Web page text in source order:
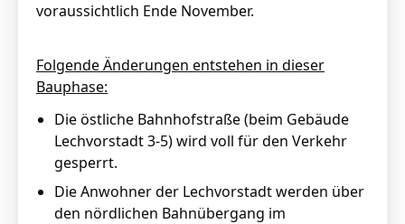
voraussichtlich Ende November.
Folgende Änderungen entstehen in dieser
Bauphase:
Die östliche Bahnhofstraße (beim Gebäude
Lechvorstadt 3-5) wird voll für den Verkehr
gesperrt.
Die Anwohner der Lechvorstadt werden über
den nördlichen Bahnübergang im